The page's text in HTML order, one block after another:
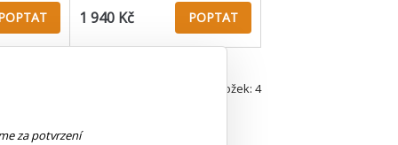
1 940 Kč POPTAT
položek: 4
za potvrzení